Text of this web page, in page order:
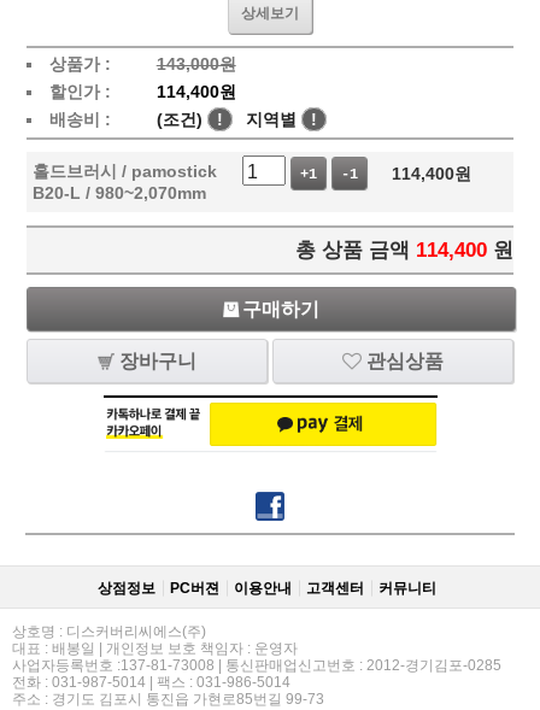
상세보기
상품가 :
143,000원
할인가 :
114,400원
배송비 :
(조건) ! 지역별 !
홀드브러시 / pamostick
B20-L / 980~2,070mm
+1 -1 114,400원
총 상품 금액 114,400 원
구매하기
장바구니 관심상품
상점정보 PC버젼 이용안내 고객센터 커뮤니티
상호명 : 디스커버리씨에스(주)
대표 : 배봉일 | 개인정보 보호 책임자 : 운영자
사업자등록번호 :137-81-73008 | 통신판매업신고번호 : 2012-경기김포-0285
전화 : 031-987-5014 | 팩스 : 031-986-5014
주소 : 경기도 김포시 통진읍 가현로85번길 99-73